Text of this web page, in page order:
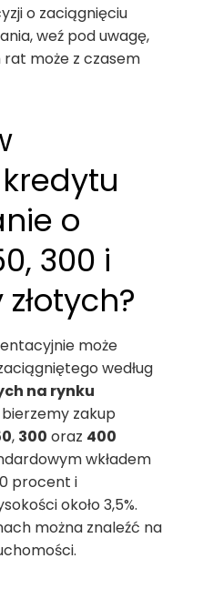
o zaciągnięciu
weź pod uwagę,
rat może z czasem
o
300 i
może
według
na rynku
zakup
, 300 oraz 400
wkładem
procent i
około 3,5%.
można znaleźć na